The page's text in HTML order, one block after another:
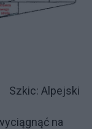
Szkic: Alpejski
na